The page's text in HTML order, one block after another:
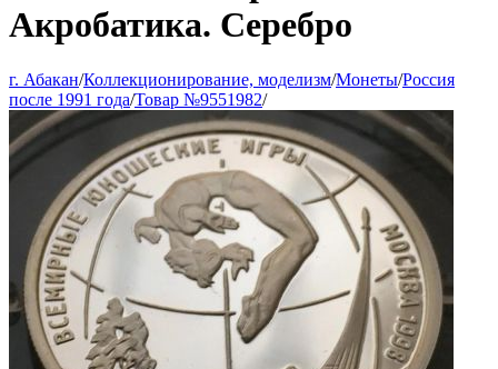
Акробатика. Серебро
г. Абакан/Коллекционирование, моделизм/Монеты/Россия
после 1991 года/Товар №9551982/